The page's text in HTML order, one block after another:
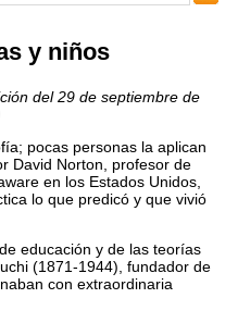
y niños
del 29 de septiembre de
pocas personas la aplican
David Norton, profesor de
en los Estados Unidos,
lo que predicó y que vivió
educación y de las teorías
(1871-1944), fundador de
con extraordinaria